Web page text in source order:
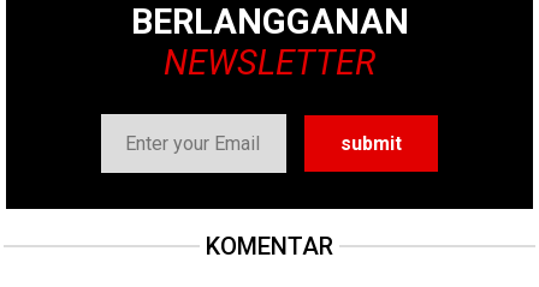
BERLANGGANAN
NEWSLETTER
KOMENTAR